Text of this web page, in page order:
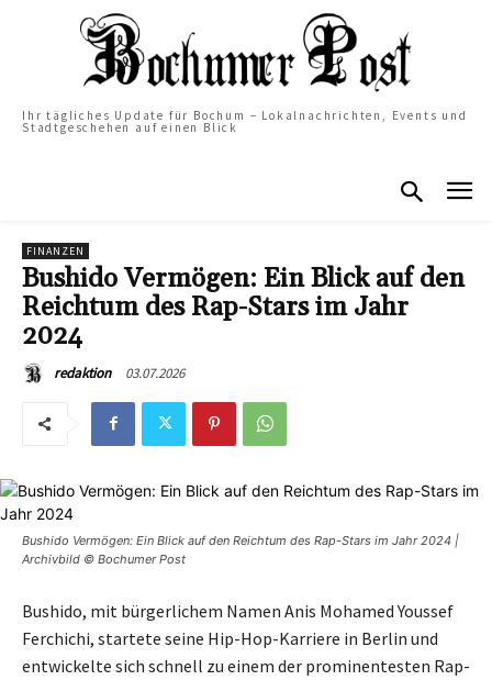
Ihr tägliches Update für Bochum – Lokalnachrichten, Events und
Stadtgeschehen auf einen Blick
FINANZEN
Bushido Vermögen: Ein Blick auf den
Reichtum des Rap-Stars im Jahr
2024
redaktion 03.07.2026
Bushido Vermögen: Ein Blick auf den Reichtum des Rap-Stars im Jahr 2024 |
Archivbild © Bochumer Post
Bushido, mit bürgerlichem Namen Anis Mohamed Youssef
Ferchichi, startete seine Hip-Hop-Karriere in Berlin und
entwickelte sich schnell zu einem der prominentesten Rap-